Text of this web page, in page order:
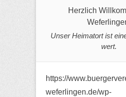
Herzlich
Unser Heimatort ist
wert.
https://
weferlingen.de/wp-